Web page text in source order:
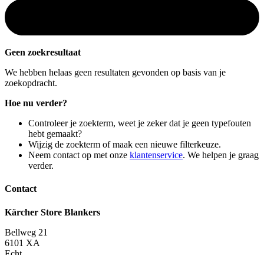
Geen zoekresultaat
We hebben helaas geen resultaten gevonden op basis van je
zoekopdracht.
Hoe nu verder?
Controleer je zoekterm, weet je zeker dat je geen typefouten
hebt gemaakt?
Wijzig de zoekterm of maak een nieuwe filterkeuze.
Neem contact op met onze klantenservice. We helpen je graag
verder.
Contact
Kärcher Store Blankers
Bellweg 21
6101 XA